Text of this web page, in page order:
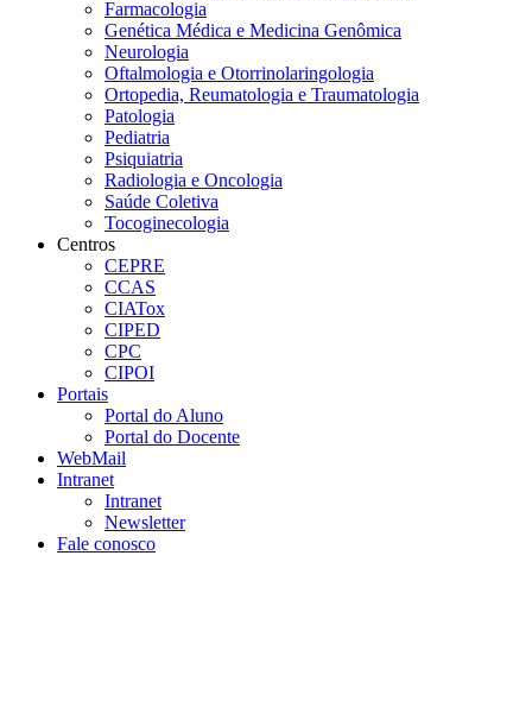
Farmacologia
Genética Médica e Medicina Genômica
Neurologia
Oftalmologia e Otorrinolaringologia
Ortopedia, Reumatologia e Traumatologia
Patologia
Pediatria
Psiquiatria
Radiologia e Oncologia
Saúde Coletiva
Tocoginecologia
Centros
CEPRE
CCAS
CIATox
CIPED
CPC
CIPOI
Portais
Portal do Aluno
Portal do Docente
WebMail
Intranet
Intranet
Newsletter
Fale conosco